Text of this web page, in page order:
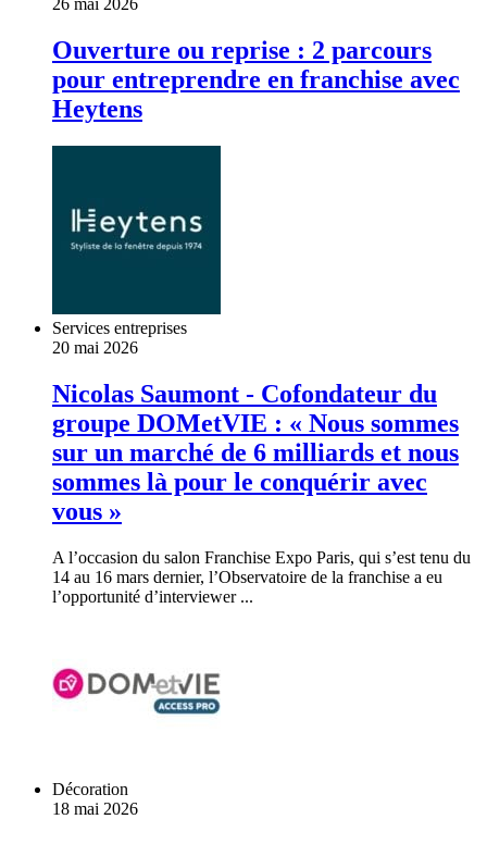
26 mai 2026
Ouverture ou reprise : 2 parcours
pour entreprendre en franchise avec
Heytens
Services entreprises
20 mai 2026
Nicolas Saumont - Cofondateur du
groupe DOMetVIE : « Nous sommes
sur un marché de 6 milliards et nous
sommes là pour le conquérir avec
vous »
A l’occasion du salon Franchise Expo Paris, qui s’est tenu du
14 au 16 mars dernier, l’Observatoire de la franchise a eu
l’opportunité d’interviewer ...
Décoration
18 mai 2026